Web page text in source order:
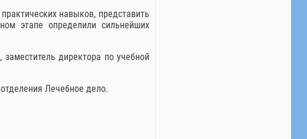
навыков, представить
этапе определили сильнейших
директора по учебной
Лечебное дело.